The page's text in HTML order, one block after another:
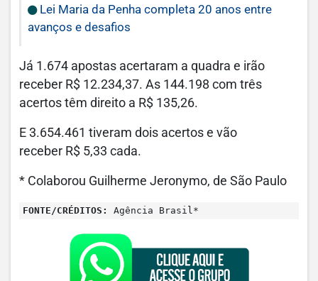
Lei Maria da Penha completa 20 anos entre
avanços e desafios
Já 1.674 apostas acertaram a quadra e irão
receber R$ 12.234,37. As 144.198 com três
acertos têm direito a R$ 135,26.
E 3.654.461 tiveram dois acertos e vão
receber R$ 5,33 cada.
* Colaborou Guilherme Jeronymo, de São Paulo
FONTE/CRÉDITOS: Agência Brasil*